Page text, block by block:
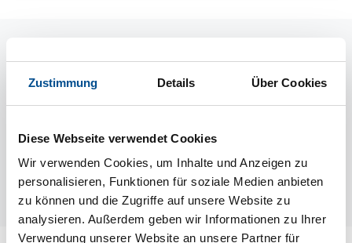
Zustimmung Details Über Cookies
Diese Webseite verwendet Cookies
Wir verwenden Cookies, um Inhalte und Anzeigen zu
personalisieren, Funktionen für soziale Medien anbieten
zu können und die Zugriffe auf unsere Website zu
analysieren. Außerdem geben wir Informationen zu Ihrer
Verwendung unserer Website an unsere Partner für